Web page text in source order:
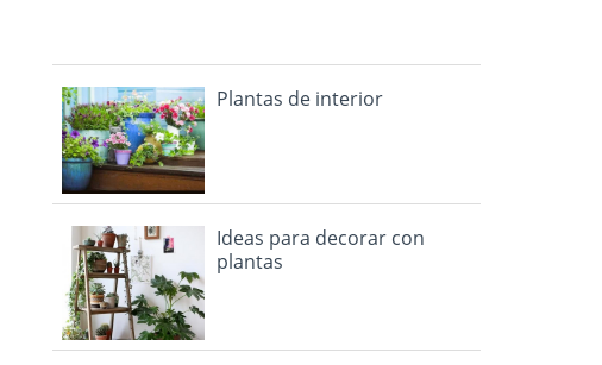
Plantas de interior
Ideas para decorar con
plantas